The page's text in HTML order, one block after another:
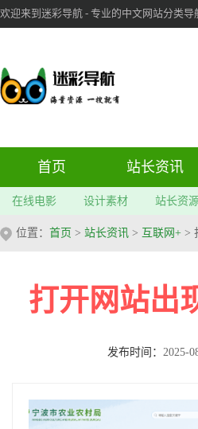
欢迎来到迷彩导航 - 专业的中文网站分类
首页 站长资讯
在线电影 设计素材 站长资源
位置： 首页 > 站长资讯 > 互联网+ >
打开网站出
发布时间： 2025-